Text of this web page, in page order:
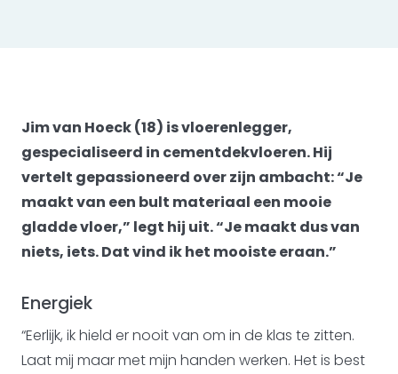
Jim van Hoeck (18) is vloerenlegger,
gespecialiseerd in cementdekvloeren. Hij
vertelt gepassioneerd over zijn ambacht: “Je
maakt van een bult materiaal een mooie
gladde vloer,” legt hij uit. “Je maakt dus van
niets, iets. Dat vind ik het mooiste eraan.”
Energiek
“Eerlijk, ik hield er nooit van om in de klas te zitten.
Laat mij maar met mijn handen werken. Het is best